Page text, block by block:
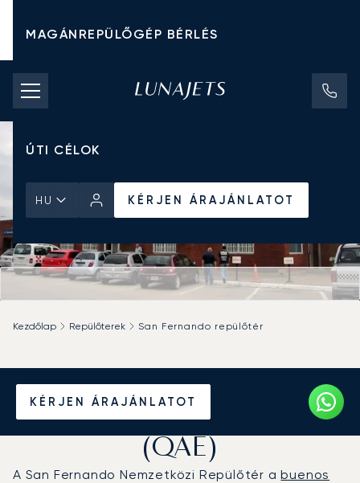
MAGÁNREPÜLŐGÉP BÉRLÉS
CHARTER ÁRAK
MAGÁNREPÜLŐGÉPEK
ÚTI CÉLOK
HU KÉRJEN ÁRAJÁNLATOT
KÉRJEN ÁRAJÁNLATOT
Kezdőlap Repülőterek San Fernando repülőtér
Magánrepülőgép bérlése a
San Fernando repülőtérre
(QAE)
A San Fernando Nemzetközi Repülőtér abuenos